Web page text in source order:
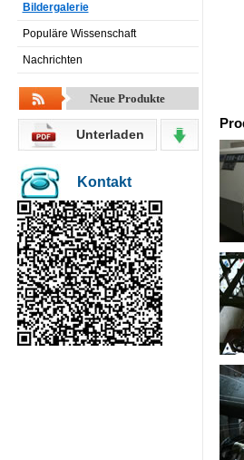
Bildergalerie
Populäre Wissenschaft
Nachrichten
Neue Produkte
Unterladen
Kontakt